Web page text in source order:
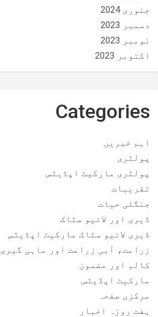
جنوری 2024
دسمبر 2023
نومبر 2023
اکتوبر 2023
Categories
اہم خبریں
پولٹری
پولٹری مارکیٹ اپڈیٹس
تقریبات
جنگلی حیات
ڈیری اور لائیو سٹاک
ڈیری لائیو سٹاک مارکیٹ اپڈیٹس
زراعت، آبی زراعت اور ماہی گیری
کالم اور مضمون
مارکیٹ اپڈیٹس
مرکزی صفحہ
ہفت روزہ اخبار